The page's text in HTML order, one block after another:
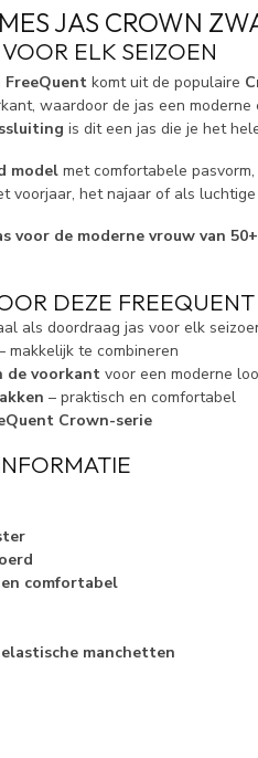
JAS CROWN
ELK SEIZOEN
FreeQuent komt uit de populaire
waardoor de jas een
is dit een jas die je het
model met comfortabele
voorjaar, het najaar of als
voor de moderne vrouw van
DEZE
als doordraag jas voor elk
makkelijk te combineren
de voorkant voor een moderne
– praktisch en comfortabel
Crown-serie
comfortabel
manchetten